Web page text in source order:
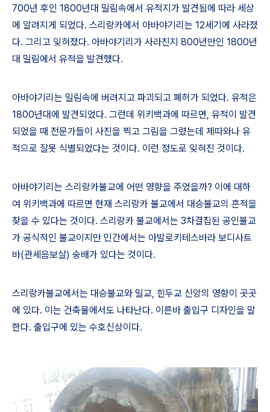
700년 후인 1800년대 밀림속에서 유적지가 발견됨에 따라 세상
에 알려지게 되었다. 스리랑카에서 아바야기리는 12세기에 사라졌
다. 그리고 잊혀졌다. 아바야기리가 사라진지 800년만인 1800년
대 밀림에서 유적을 발견했다.
아바야기리는 밀림속에 버려지고 파괴되고 폐허가 되었다. 유적은
1800년대에 발견되었다. 그런데 위키백과에 따르면, 유적이 발견
되었을 때 전문가들이 사진을 찍고 그림을 그렸는데 제따와나 유
적으로 잘못 식별되었다는 것이다. 이런 정도로 잊혀진 것이다.
아바야기리는 스리랑카불교에 어떤 영향을 주었을까? 이에 대하
여 위키백과에 따르면 현재 스리랑카 불교에서 대승불교의 흔적을
찾을 수 있다는 것이다. 스리랑카 불교에서는 3차결집된 공인불교
가 공식적인 불교이지만 민간에서는 아발로키테스바라 보디사트
바(관세음보살) 숭배가 있다는 것이다.
스리랑카불교에서는 대승불교와 밀교, 힌두교 신앙의 영향이 곳곳
에 있다. 이는 건축물에서도 나타난다. 이른바 출입구 디자인을 말
한다. 출입구에 있는 수호신상이다.